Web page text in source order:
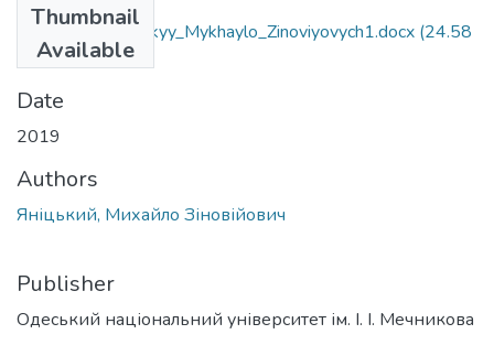
Thumbnail
Available
6.030101_Yanitskyy_Mykhaylo_Zinoviyovych1.docx (24.58
KB)
Date
2019
Authors
Яніцький, Михайло Зіновійович
Publisher
Одеський національний університет ім. І. І. Мечникова